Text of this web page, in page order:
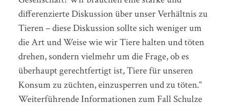
differenzierte Diskussion über unser Verhältnis zu
Tieren – diese Diskussion sollte sich weniger um
die Art und Weise wie wir Tiere halten und töten
drehen, sondern vielmehr um die Frage, ob es
überhaupt gerechtfertigt ist, Tiere für unseren
Konsum zu züchten, einzusperren und zu töten.“
Weiterführende Informationen zum Fall Schulze